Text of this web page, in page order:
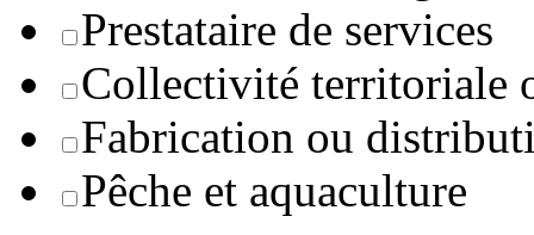
Prestataire de services
Collectivité territoriale
Fabrication ou
Pêche et aquaculture